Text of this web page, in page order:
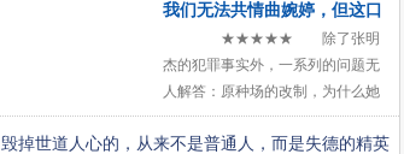
我们无法共情曲婉婷，但这口
锅她背不动
★★★★★ 除了张明
杰的犯罪事实外，一系列的问题无
人解答：原种场的改制，为什么她
能一手遮天?谁剥夺了职工的发言
权、表决权?为什么她犯下的罪，
毁掉世道人心的，从来不是普通人，而是失德的精英